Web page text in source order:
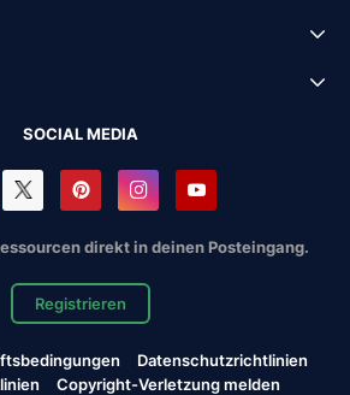
SOCIAL MEDIA
direkt in deinen Posteingang.
Registrieren
Datenschutzrichtlinien
Copyright-Verletzung melden